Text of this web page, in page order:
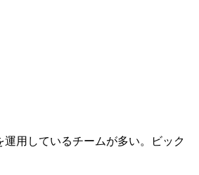
用しているチームが多い。ビック